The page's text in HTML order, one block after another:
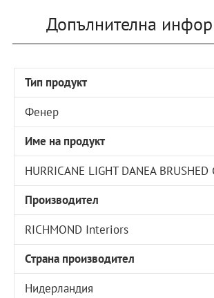
Допълнителна
Тип продукт
Фенер
Име на продукт
HURRICANE LIGHT DANEA BRUSHED
Производител
RICHMOND Interiors
Страна производител
Нидерландия